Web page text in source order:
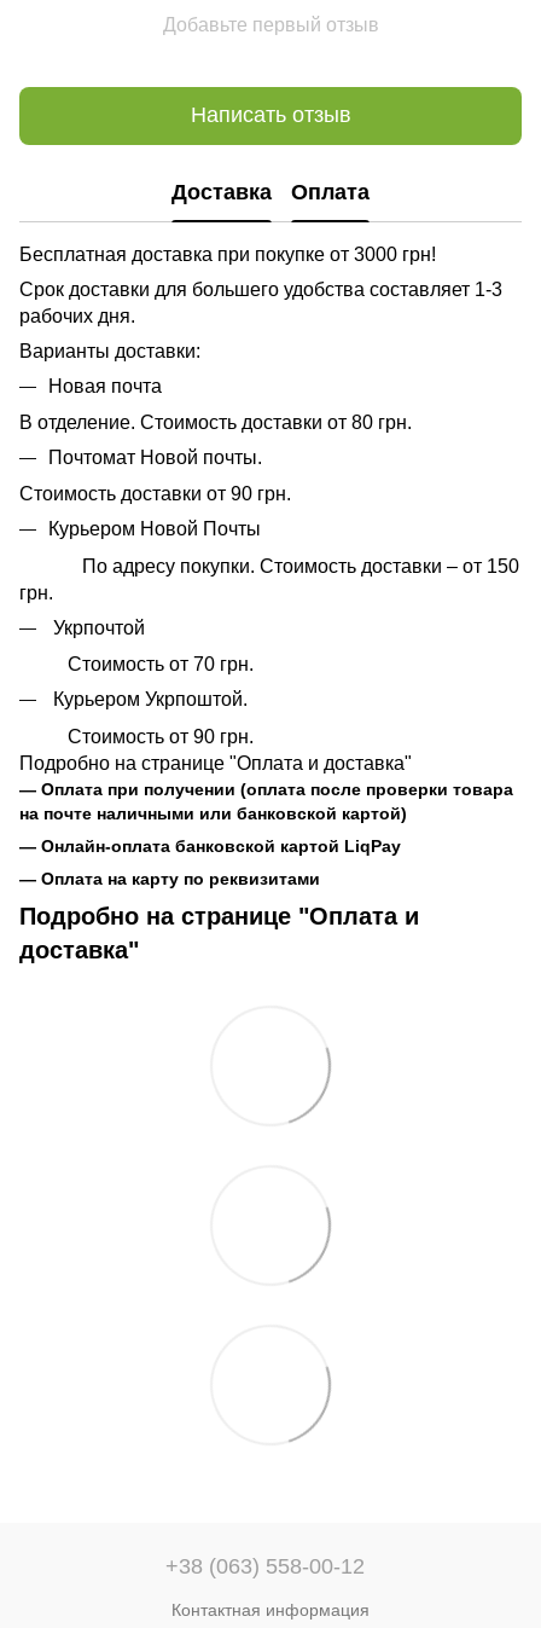
Добавьте первый отзыв
Написать отзыв
Доставка Оплата
Бесплатная доставка при покупке от 3000 грн!
Срок доставки для большего удобства составляет 1-3
рабочих дня.
Варианты доставки:
Новая почта
В отделение. Стоимость доставки от 80 грн.
Почтомат Новой почты.
Стоимость доставки от 90 грн.
Курьером Новой Почты
По адресу покупки. Стоимость доставки – от 150
грн.
Укрпочтой
Стоимость от 70 грн.
Курьером Укрпоштой.
Стоимость от 90 грн.
Подробно на странице "Оплата и доставка"
— Оплата при получении (оплата после проверки товара
на почте наличными или банковской картой)
— Онлайн-оплата банковской картой LiqPay
— Оплата на карту по реквизитами
Подробно на странице "Оплата и
доставка"
+38 (063) 558-00-12
Контактная информация